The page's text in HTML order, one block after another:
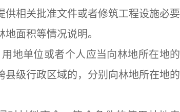
相关批准文件或者修筑工程设施必要
面积等情况说明。
单位或者个人应当向林地所在地的
级行政区域的，分别向林地所在地的